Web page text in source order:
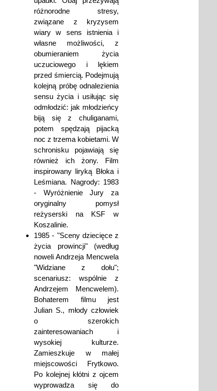
różnorodne stresy,
związane z kryzysem
wiary w sens istnienia i
własne możliwości, z
obumieraniem życia
uczuciowego i lękiem
przed śmiercią. Podejmują
kolejną próbę odnalezienia
sensu życia i usiłując się
odmłodzić: jak młodzieńcy
biją się z chuliganami,
potem spędzają pijacką
noc z trzema kobietami. W
schronisku pojawiają się
również ich żony. Film
inspirowany liryką Błoka i
Leśmiana. Nagrody: 1983
- Wyróżnienie Jury za
oryginalny pomysł
reżyserski na KSF w
Koszalinie.
1985 - "Sceny dziecięce z
życia prowincji" (według
noweli Andrzeja Mencwela
"Widziane z dołu";
scenariusz: wspólnie z
Andrzejem Mencwelem).
Bohaterem filmu jest
Julian S., młody człowiek
o szerokich
zainteresowaniach i
wysokiej kulturze.
Zamieszkuje w małej
miejscowości Frytkowo.
Po kolejnej kłótni z ojcem
wyprowadza się do